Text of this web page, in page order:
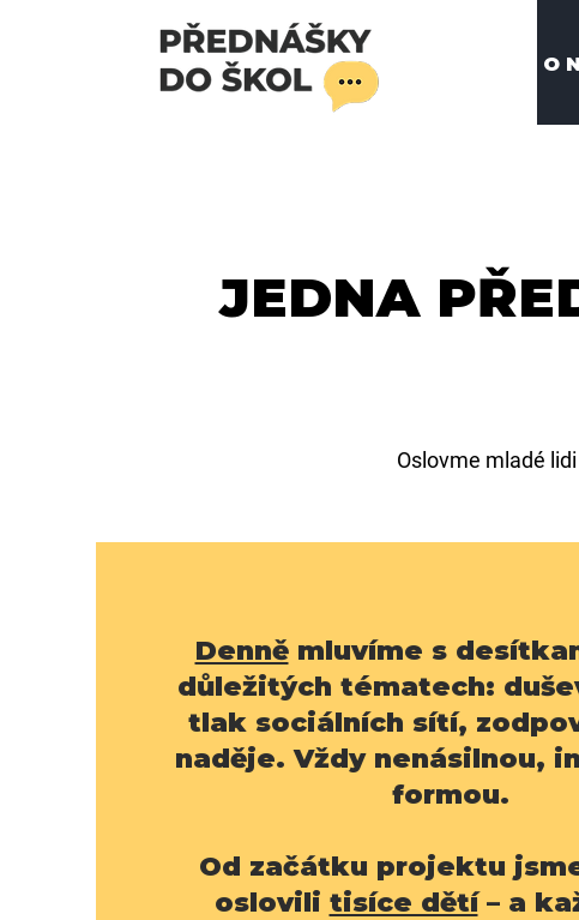
O
JEDNA
Oslovme mladé
Denněmluvíme s
důležitých tématech:
tlak sociálních sítí,
naděje.Vždy nenásilnou,
formou.
​Od začátku projektu
oslovili tisíce dětí– a